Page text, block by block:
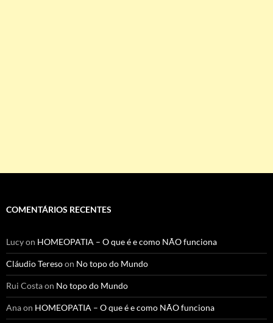
COMENTÁRIOS RECENTES
Lucyon HOMEOPATIA – O que é e como NÃO funciona
Cláudio Teresoon No topo do Mundo
Rui Costaon No topo do Mundo
Anaon HOMEOPATIA – O que é e como NÃO funciona